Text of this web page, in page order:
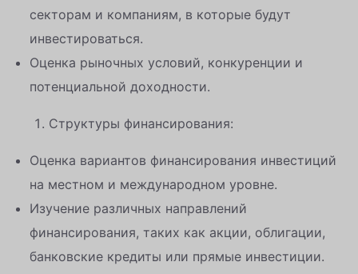
секторам и компаниям, в которые будут
инвестироваться.
Оценка рыночных условий, конкуренции и
потенциальной доходности.
Структуры финансирования:
Оценка вариантов финансирования инвестиций
на местном и международном уровне.
Изучение различных направлений
финансирования, таких как акции, облигации,
банковские кредиты или прямые инвестиции.